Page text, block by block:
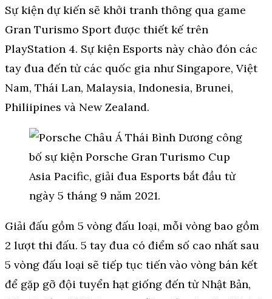
Sự kiện dự kiến sẽ khởi tranh thông qua game
Gran Turismo Sport được thiết kế trên
PlayStation 4. Sự kiện Esports này chào đón các
tay đua đến từ các quốc gia như Singapore, Việt
Nam, Thái Lan, Malaysia, Indonesia, Brunei,
Philiipines và New Zealand.
Giải đấu gồm 5 vòng đấu loại, mỗi vòng bao gồm
2 lượt thi đấu. 5 tay đua có điểm số cao nhất sau
5 vòng đấu loại sẽ tiếp tục tiến vào vòng bán kết
để gặp gỡ đội tuyển hạt giống đến từ Nhật Bản,